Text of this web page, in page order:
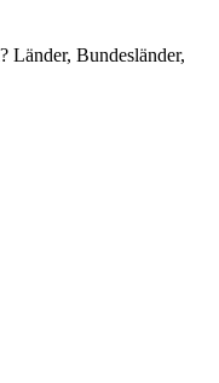
Länder, Bundesländer,